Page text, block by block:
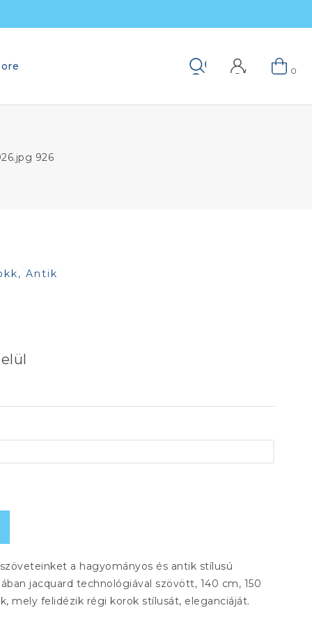
0
926
Antik
a hagyományos és antik stílusú
jacquard technológiával szövött, 140 cm, 150
mely felidézik régi korok stílusát, eleganciáját.